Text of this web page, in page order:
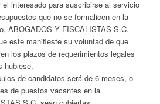
interesado para suscribirse al servicio
que no se formalicen en la
ABOGADOS Y FISCALISTAS S.C.
este manifieste su voluntad de que
los plazos de requerimientos legales
hubiese.
de candidatos será de 6 meses, o
de puestos vacantes en la